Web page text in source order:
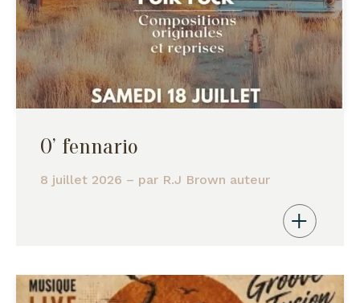
O’ fennario
8 juillet 2026 – par R.J Brown auteur